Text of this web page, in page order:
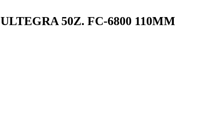
50Z. FC-6800 110MM